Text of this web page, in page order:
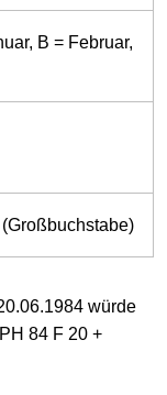
B = Februar,
würde
84 F 20 +